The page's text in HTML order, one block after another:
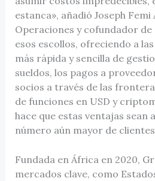
estanca», añadió Joseph
Operaciones y cofundador de
esos escollos, ofreciendo a
más rápida y sencilla de
sueldos, los pagos a
socios a través de las
de funciones en USD y
hace que estas ventajas sean
número aún mayor de
Fundada en África en 2020,
mercados clave, como